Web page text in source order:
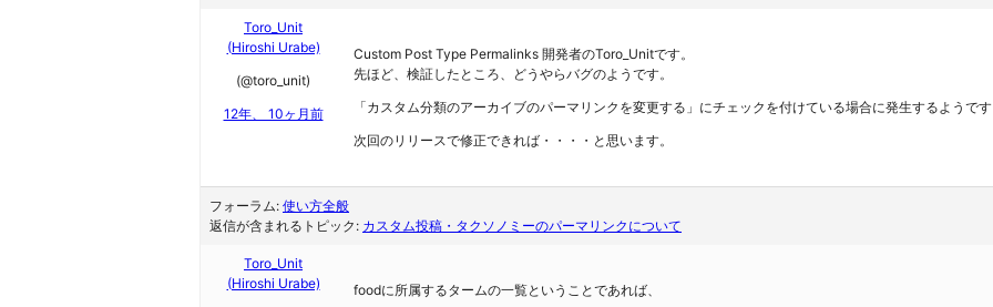
Toro_Unit
(Hiroshi Urabe)
(@toro_unit)
12年、 10ヶ月前
Custom Post Type Permalinks 開発者のToro_Unitです。
先ほど、検証したところ、どうやらバグのようです。
「カスタム分類のアーカイブのパーマリンクを変更する」にチェックを付けている場合に発生するようで
次回のリリースで修正できれば・・・・と思います。
フォーラム: 使い方全般
返信が含まれるトピック: カスタム投稿・タクソノミーのパーマリンクについて
Toro_Unit
(Hiroshi Urabe)
foodに所属するタームの一覧ということであれば、